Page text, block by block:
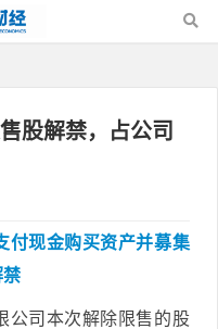
股解禁，占公司
付现金购买资产并募集
禁
公司本次解除限售的股